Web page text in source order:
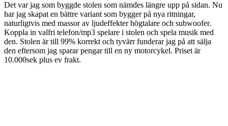
Det var jag som byggde stolen som nämdes längre upp på sidan. Nu
har jag skapat en bättre variant som bygger på nya ritningar,
naturligtvis med massor av ljudeffekter högtalare och subwoofer.
Koppla in valfri telefon/mp3 spelare i stolen och spela musik med
den. Stolen är till 99% korrekt och tyvärr funderar jag på att sälja
den eftersom jag sparar pengar till en ny motorcykel. Priset är
10.000sek plus ev frakt.